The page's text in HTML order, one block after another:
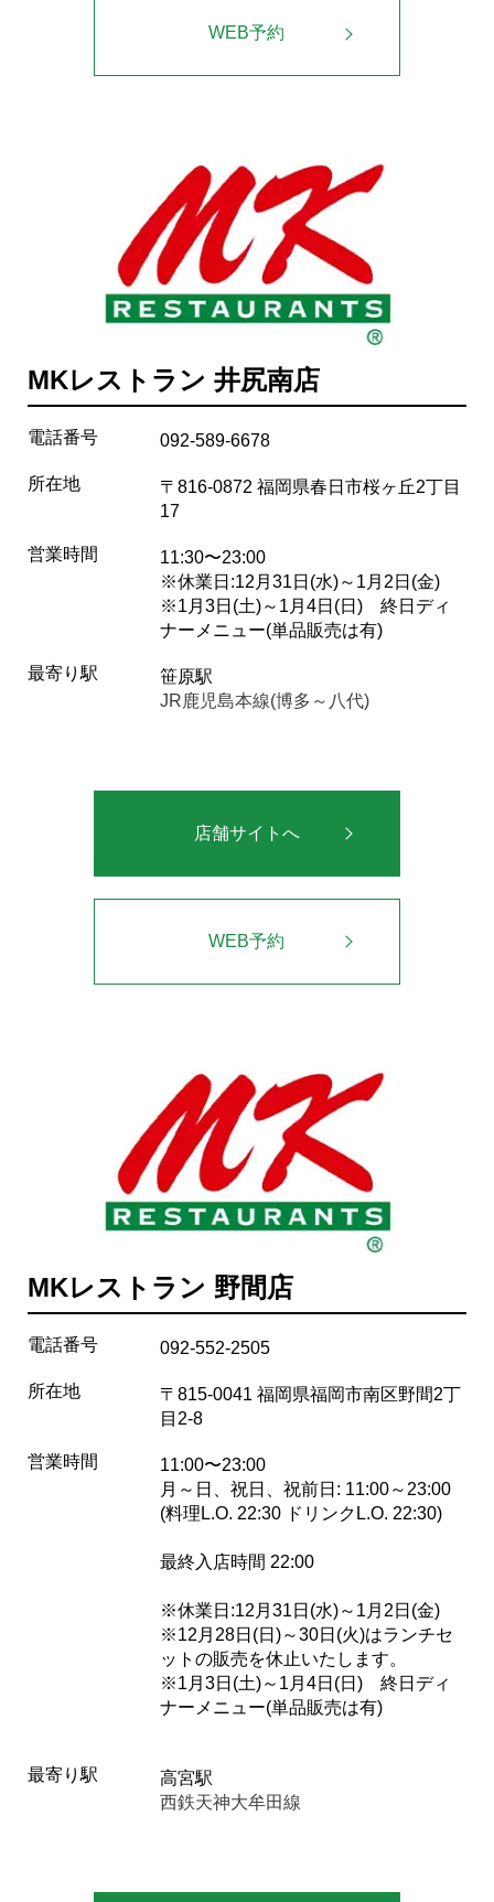
WEB予約
MKレストラン 井尻南店
電話番号 092-589-6678
所在地
〒816-0872 福岡県春日市桜ヶ丘2丁目
17
営業時間
11:30〜23:00
※休業日:12月31日(水)～1月2日(金)
※1月3日(土)～1月4日(日) 終日ディ
ナーメニュー(単品販売は有)
最寄り駅
笹原駅
JR鹿児島本線(博多～八代)
店舗サイトへ
WEB予約
MKレストラン 野間店
電話番号 092-552-2505
所在地
〒815-0041 福岡県福岡市南区野間2丁
目2-8
営業時間
11:00〜23:00
月～日、祝日、祝前日: 11:00～23:00
(料理L.O. 22:30 ドリンクL.O. 22:30)
最終入店時間 22:00
※休業日:12月31日(水)～1月2日(金)
※12月28日(日)～30日(火)はランチセ
ットの販売を休止いたします。
※1月3日(土)～1月4日(日) 終日ディ
ナーメニュー(単品販売は有)
最寄り駅
高宮駅
西鉄天神大牟田線